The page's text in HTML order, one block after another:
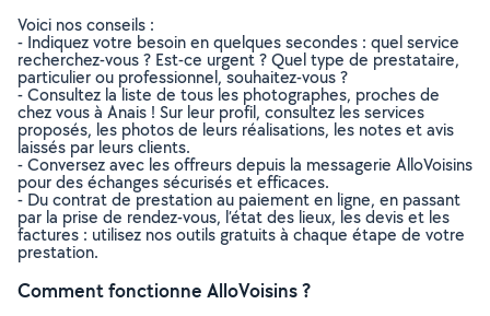
Voici nos conseils :
- Indiquez votre besoin en quelques secondes : quel service
recherchez-vous ? Est-ce urgent ? Quel type de prestataire,
particulier ou professionnel, souhaitez-vous ?
- Consultez la liste de tous les photographes, proches de
chez vous à Anais ! Sur leur profil, consultez les services
proposés, les photos de leurs réalisations, les notes et avis
laissés par leurs clients.
- Conversez avec les offreurs depuis la messagerie AlloVoisins
pour des échanges sécurisés et efficaces.
- Du contrat de prestation au paiement en ligne, en passant
par la prise de rendez-vous, l’état des lieux, les devis et les
factures : utilisez nos outils gratuits à chaque étape de votre
prestation.
Comment fonctionne AlloVoisins ?